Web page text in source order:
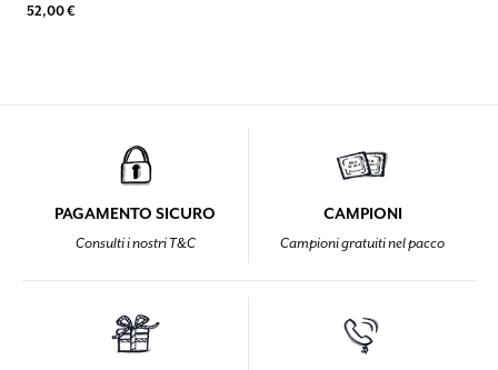
52,00 €
PAGAMENTO SICURO
Consulti i nostri T&C
CAMPIONI
Campioni gratuiti nel pacco